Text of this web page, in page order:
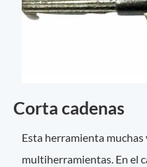
Corta cadenas
Esta herramienta
multiherramientas. En el